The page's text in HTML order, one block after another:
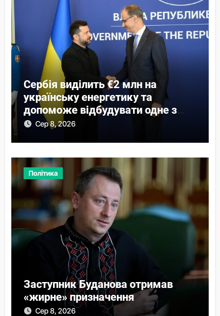
Сербія виділить €2 млн на
українську енергетику та
допоможе відбудувати одне з
містСер 8, 2026
Політика
Заступник Буданова отримав
«жирне» призначення
Сер 8, 2026